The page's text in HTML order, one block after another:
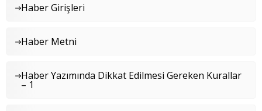
Haber Girişleri
Haber Metni
Haber Yazımında Dikkat Edilmesi Gereken Kurallar
– 1